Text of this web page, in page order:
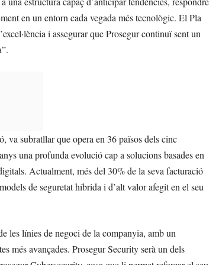
en un entorn cada vegada més tecnològic. El Pla
i assegurar que Prosegur continuï sent un
va subratllar que opera en 36 països dels cinc
una profunda evolució cap a solucions basades en
Actualment, més del 30% de la seva facturació
de seguretat híbrida i d’alt valor afegit en el seu
les línies de negoci de la companyia, amb un
més avançades. Prosegur Security serà un dels